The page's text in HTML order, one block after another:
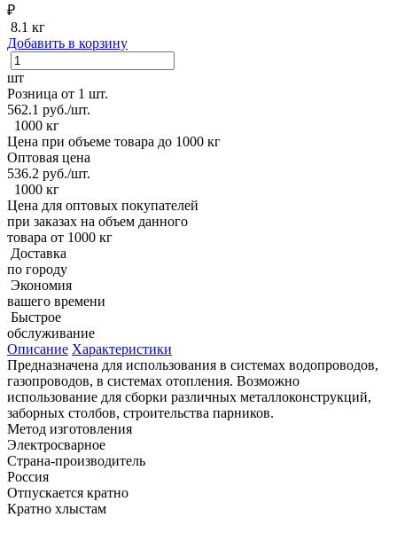
₽
8.1 кг
Добавить в корзину
шт
Розница от 1 шт.
562.1 руб./шт.
1000 кг
Цена при объеме товара до 1000 кг
Оптовая цена
536.2 руб./шт.
1000 кг
Цена для оптовых покупателей
при заказах на объем данного
товара от 1000 кг
Доставка
по городу
Экономия
вашего времени
Быстрое
обслуживание
Описание Характеристики
Предназначена для использования в системах водопроводов,
газопроводов, в системах отопления. Возможно
использование для сборки различных металлоконструкций,
заборных столбов, строительства парников.
Метод изготовления
Электросварное
Страна-производитель
Россия
Отпускается кратно
Кратно хлыстам